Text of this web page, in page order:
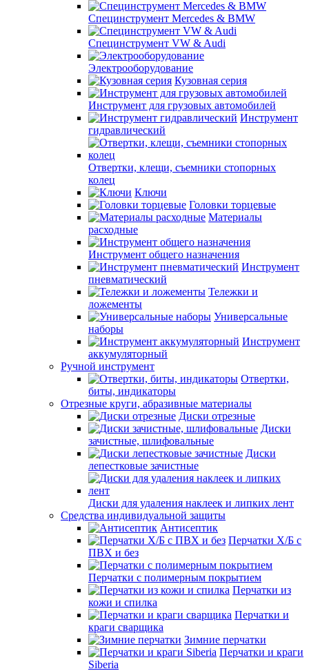
Специнструмент Mercedes & BMW
Специнструмент VW & Audi
Электрооборудование
Кузовная серия
Инструмент для грузовых автомобилей
Инструмент
гидравлический
Отвертки, клещи, съемники стопорных
колец
Ключи
Головки торцевые
Материалы
расходные
Инструмент общего назначения
Инструмент
пневматический
Тележки и
ложементы
Универсальные
наборы
Инструмент
аккумуляторный
Ручной инструмент
Отвертки,
биты, индикаторы
Отрезные круги, абразивные материалы
Диски отрезные
Диски
зачистные, шлифовальные
Диски
лепестковые зачистные
Диски для удаления наклеек и липких лент
Средства индивидуальной защиты
Антисептик
Перчатки Х/Б с
ПВХ и без
Перчатки с полимерным покрытием
Перчатки из
кожи и спилка
Перчатки и
краги сварщика
Зимние перчатки
Перчатки и краги
Siberia